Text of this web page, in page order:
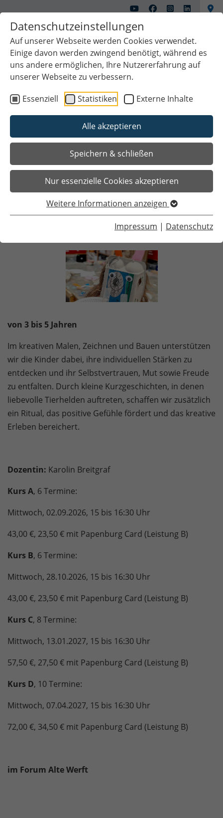
Datenschutzeinstellungen
Auf unserer Webseite werden Cookies verwendet.
Einige davon werden zwingend benötigt, während es
uns andere ermöglichen, Ihre Nutzererfahrung auf
unserer Webseite zu verbessern.
Essenziell
Statistiken Externe Inhalte
Alle akzeptieren
Speichern & schließen
Nur essenzielle Cookies akzeptieren
Weitere Informationen anzeigen
Impressum | Datenschutz
Startseite Kultur & Freizeit
Kunstschule Zinnober
Pinsel, Klecks & Co
von 3 bis 5 Jahren
Im kreativen Malen, Zeichnen und Bauen unterstützen
wir die Kinder dabei, ihre individuellen Stärken zu
entdecken und ihr Selbstvertrauen, Mut sowie Freude
zu entfalten. Durch kleine Kurzgeschichten, in denen
liebevolle Tierhelden auftreten, schaffen wir zusätzlich
ein Ritual, das positive Gefühle fördert und das kreative
Erleben bereichert.
Dozentin: Karolin Breitgraf
Kurs A, 6 Termine:
Mittwoch, 02.09.2026, 15 bis 16:30 Uhr
43,00 €, 23,50 € mit Papenburg Card (Leistung B)
Kurs B, 6 Termine:
Mittwoch, 28.10.2026, 15 bis 16:30 Uhr
43,00 €, 23,50 € mit Papenburg Card (Leistung B)
Kurs C, 8 Termine:
Mittwoch, 13.01.2027, 15 bis 16:30 Uhr
57,50 €, 27,50 € mit Papenburg Card (Leistung B)
Kurs D, 10 Termine:
Mittwoch, 07.04.2027, 15 bis 16:30 Uhr
72,00 €, 34,50 € mit Papenburg Card (Leistung B)
im Forum Alte Werft